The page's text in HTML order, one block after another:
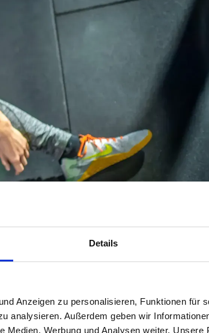
Details
Anzeigen zu personalisieren, Funktionen für
analysieren. Außerdem geben wir
Medien, Werbung und Analysen weiter. Unsere